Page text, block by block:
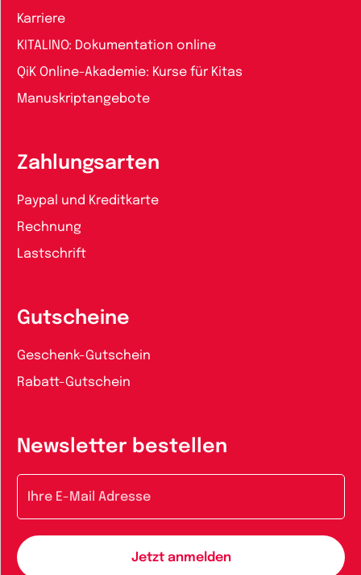
Karriere
KITALINO: Dokumentation online
QiK Online-Akademie: Kurse für Kitas
Manuskriptangebote
Zahlungsarten
Paypal und Kreditkarte
Rechnung
Lastschrift
Gutscheine
Geschenk-Gutschein
Rabatt-Gutschein
Newsletter bestellen